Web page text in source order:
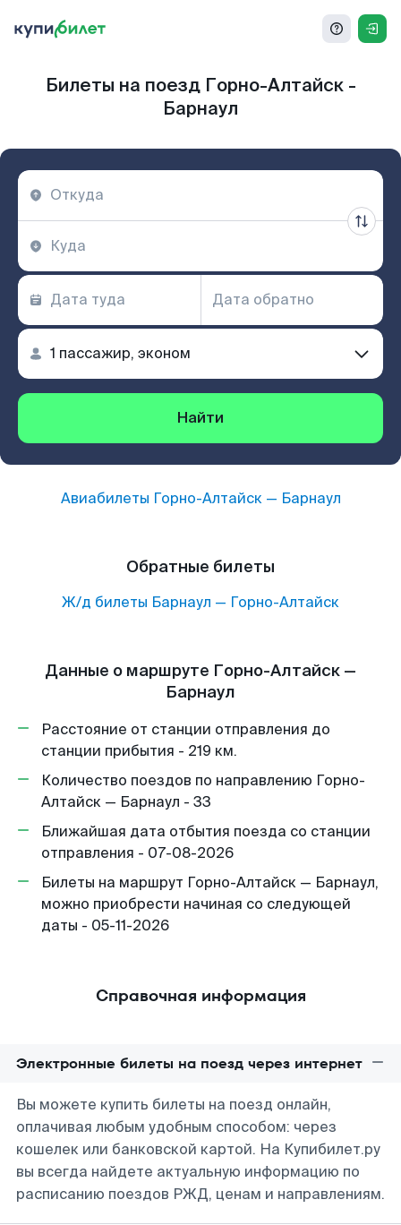
Билеты на поезд Горно-Алтайск -
Барнаул
Найти
Авиабилеты Горно-Алтайск— Барнаул
Обратные билеты
Ж/д билеты Барнаул — Горно-Алтайск
Данные о маршруте Горно-Алтайск —
Барнаул
Расстояние от станции отправления до
станции прибытия - 219 км.
Количество поездов по направлению Горно-
Алтайск — Барнаул - 33
Ближайшая дата отбытия поезда со станции
отправления - 07-08-2026
Билеты на маршрут Горно-Алтайск — Барнаул,
можно приобрести начиная со следующей
даты - 05-11-2026
Справочная информация
Электронные билеты на поезд через интернет
Вы можете купить билеты на поезд онлайн,
оплачивая любым удобным способом: через
кошелек или банковской картой. На Купибилет.ру
вы всегда найдете актуальную информацию по
расписанию поездов РЖД, ценам и направлениям.